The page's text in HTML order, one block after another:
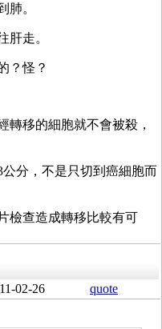
肺。
肝走。
？怪？
轉移的細胞就不會被殺，
分，不是只切到癌細胞而
檢查造成轉移比較有可
02-26 quote